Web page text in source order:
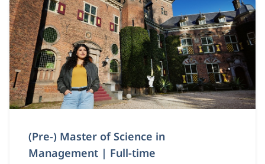
(Pre-) Master of Science in
Management | Full-time